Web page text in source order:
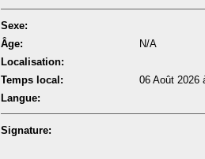
Sexe:
Âge:
N/A
Localisation:
Temps local:
06 Août 2026
Langue:
Signature: